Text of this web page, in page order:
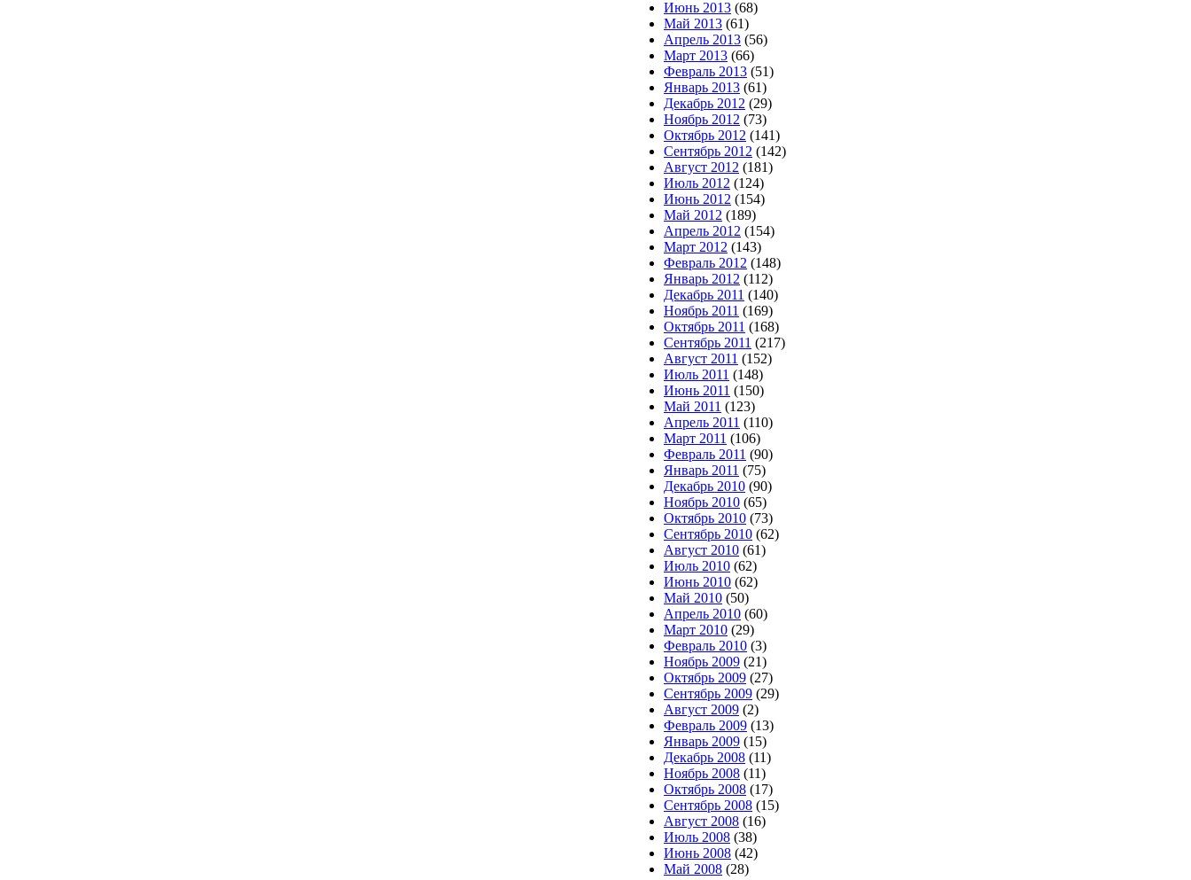
Июнь 2013 (68)
Май 2013 (61)
Апрель 2013 (56)
Март 2013 (66)
Февраль 2013 (51)
Январь 2013 (61)
Декабрь 2012 (29)
Ноябрь 2012 (73)
Октябрь 2012 (141)
Сентябрь 2012 (142)
Август 2012 (181)
Июль 2012 (124)
Июнь 2012 (154)
Май 2012 (189)
Апрель 2012 (154)
Март 2012 (143)
Февраль 2012 (148)
Январь 2012 (112)
Декабрь 2011 (140)
Ноябрь 2011 (169)
Октябрь 2011 (168)
Сентябрь 2011 (217)
Август 2011 (152)
Июль 2011 (148)
Июнь 2011 (150)
Май 2011 (123)
Апрель 2011 (110)
Март 2011 (106)
Февраль 2011 (90)
Январь 2011 (75)
Декабрь 2010 (90)
Ноябрь 2010 (65)
Октябрь 2010 (73)
Сентябрь 2010 (62)
Август 2010 (61)
Июль 2010 (62)
Июнь 2010 (62)
Май 2010 (50)
Апрель 2010 (60)
Март 2010 (29)
Февраль 2010 (3)
Ноябрь 2009 (21)
Октябрь 2009 (27)
Сентябрь 2009 (29)
Август 2009 (2)
Февраль 2009 (13)
Январь 2009 (15)
Декабрь 2008 (11)
Ноябрь 2008 (11)
Октябрь 2008 (17)
Сентябрь 2008 (15)
Август 2008 (16)
Июль 2008 (38)
Июнь 2008 (42)
Май 2008 (28)